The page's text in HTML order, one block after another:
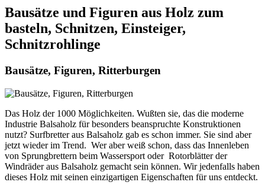
Bausätze und Figuren aus Holz zum
basteln, Schnitzen, Einsteiger,
Schnitzrohlinge
Bausätze, Figuren, Ritterburgen
Das Holz der 1000 Möglichkeiten. Wußten sie, das die moderne
Industrie Balsaholz für besonders beanspruchte Konstruktionen
nutzt? Surfbretter aus Balsaholz gab es schon immer. Sie sind aber
jetzt wieder im Trend. Wer aber weiß schon, dass das Innenleben
von Sprungbrettern beim Wassersport oder Rotorblätter der
Windräder aus Balsaholz gemacht sein können. Wir jedenfalls haben
dieses Holz mit seinen einzigartigen Eigenschaften für uns entdeckt.